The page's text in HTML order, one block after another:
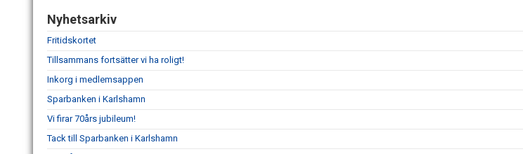
Nyhetsarkiv
Fritidskortet
Tillsammans fortsätter vi ha roligt!
Inkorg i medlemsappen
Sparbanken i Karlshamn
Vi firar 70års jubileum!
Tack till Sparbanken i Karlshamn